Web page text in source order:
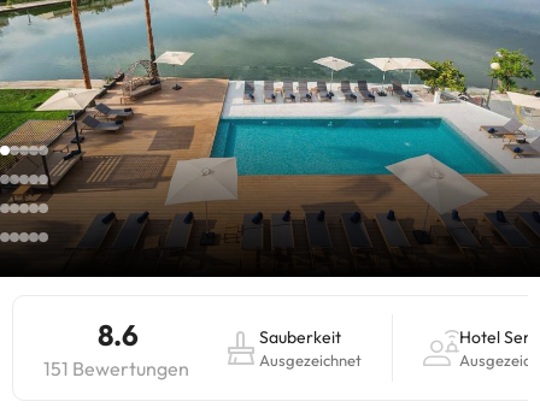
8.6
151 Bewertungen
Sauberkeit
Ausgezeichnet
Hotel